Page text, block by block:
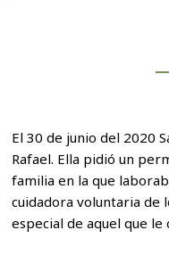
El 30 de junio del 2020
Rafael. Ella pidió un
familia en la que
cuidadora voluntaria de
especial de aquel que le